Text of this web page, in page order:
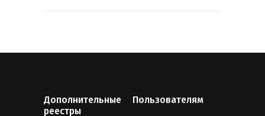
Дополнительные
реестры
Пользователям